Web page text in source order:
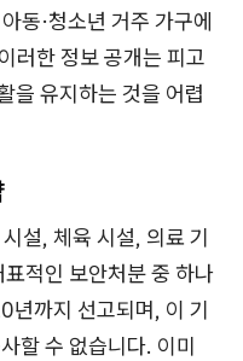
동·청소년 거주 가구에
러한 정보 공개는 피고
을 유지하는 것을 어렵
설, 체육 시설, 의료 기
적인 보안처분 중 하나
년까지 선고되며, 이 기
할 수 없습니다. 이미